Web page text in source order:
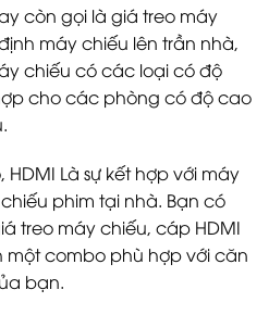
còn gọi là giá treo máy
máy chiếu lên trần nhà,
chiếu có các loại có độ
cho các phòng có độ cao
Là sự kết hợp với máy
phim tại nhà. Bạn có
treo máy chiếu, cáp HDMI
combo phù hợp với căn
bạn.